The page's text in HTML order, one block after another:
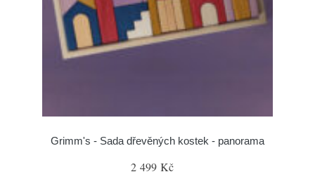
Grimm's - Sada dřevěných kostek - panorama
2 499 Kč